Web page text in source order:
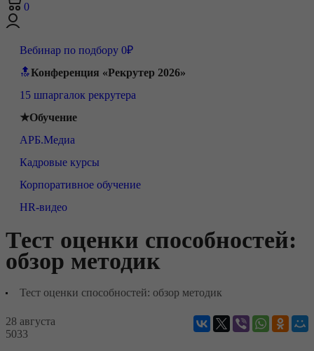
0
Вебинар по подбору 0₽
🔝Конференция «Рекрутер 2026»
15 шпаргалок рекрутера
★Обучение
АРБ.Медиа
Кадровые курсы
Корпоративное обучение
HR-видео
Тест оценки способностей:
обзор методик
Тест оценки способностей: обзор методик
28 августа
5033